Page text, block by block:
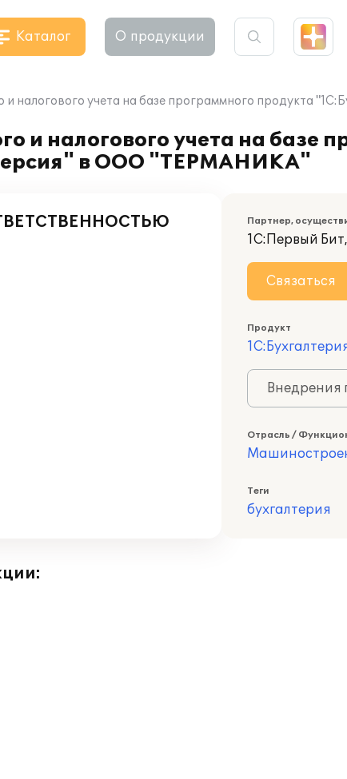
Каталог О продукции
и налогового учета на базе программного продукта
и налогового учета на базе
в ООО "ТЕРМАНИКА"
Партнер,
1С:Первый
Связаться
Продукт
Внедрения
Отрасль /
Теги
бухгалтерия